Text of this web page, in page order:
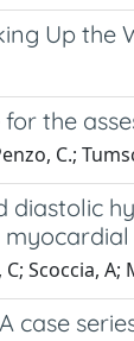
Up the
the
C.;
Scoccia,
case